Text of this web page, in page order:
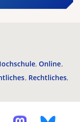
Online
Rechtliches